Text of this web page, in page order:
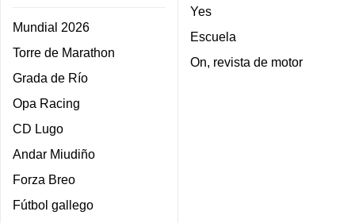
Mundial 2026
Torre de Marathon
Grada de Río
Opa Racing
CD Lugo
Andar Miudiño
Forza Breo
Fútbol gallego
Yes
Escuela
On, revista de motor